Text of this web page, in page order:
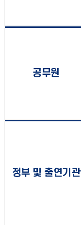
공무원
정부 및 출연기관